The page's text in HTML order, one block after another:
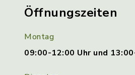
Öffnungszeiten
Montag
09:00-12:00 Uhr und